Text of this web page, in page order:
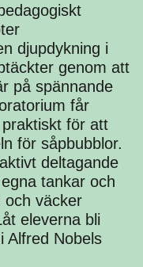
djupdykning i
genom att
på spännande
får
för att
för såpbubblor.
deltagande
tankar och
och väcker
eleverna bli
Alfred Nobels